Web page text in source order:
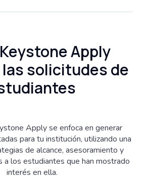
Apply
solicitudes de
Apply se enfoca en generar
para tu institución, utilizando una
de alcance, asesoramiento y
a los estudiantes que han mostrado
interés en ella.